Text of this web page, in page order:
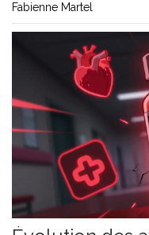
Fabienne Martel